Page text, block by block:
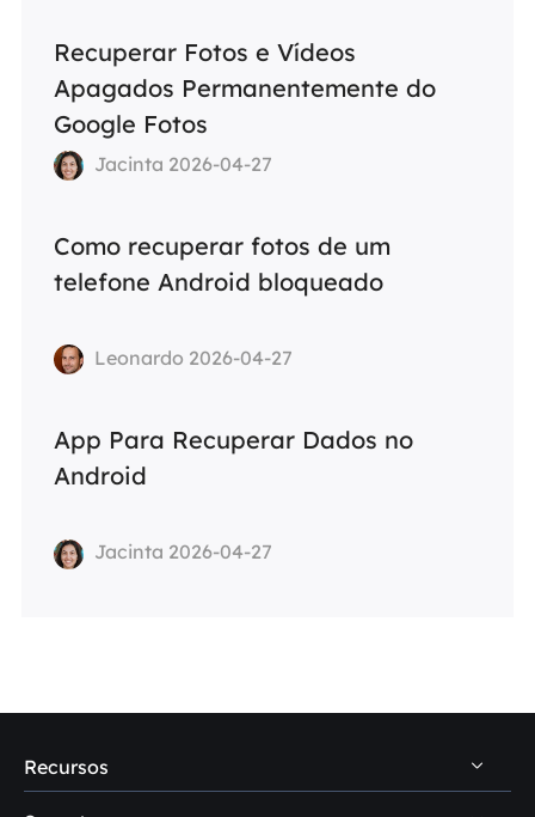
Recuperar Fotos e Vídeos
Apagados Permanentemente do
Google Fotos
Jacinta 2026-04-27
Como recuperar fotos de um
telefone Android bloqueado
Leonardo 2026-04-27
App Para Recuperar Dados no
Android
Jacinta 2026-04-27
Recursos